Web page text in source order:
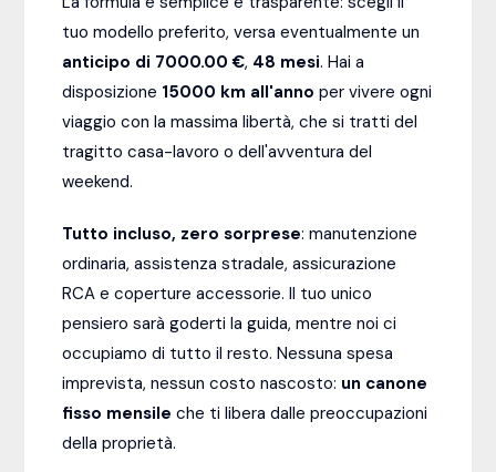
tuo modello preferito, versa eventualmente un
anticipo di 7000.00 €, 48 mesi. Hai a
disposizione 15000 km all'anno per vivere ogni
viaggio con la massima libertà, che si tratti del
tragitto casa-lavoro o dell'avventura del
weekend.
Tutto incluso, zero sorprese: manutenzione
ordinaria, assistenza stradale, assicurazione
RCA e coperture accessorie. Il tuo unico
pensiero sarà goderti la guida, mentre noi ci
occupiamo di tutto il resto. Nessuna spesa
imprevista, nessun costo nascosto: un canone
fisso mensile che ti libera dalle preoccupazioni
della proprietà.